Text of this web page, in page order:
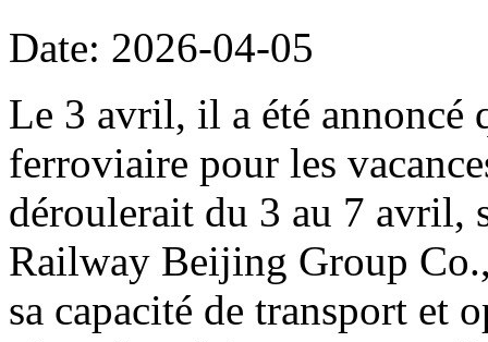
Date: 2026-04-05
Le 3 avril, il a été annoncé
ferroviaire pour les
déroulerait du 3 au 7 avril,
Railway Beijing Group
sa capacité de transport et